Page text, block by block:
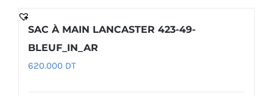
SAC À MAIN LANCASTER 423-49-
BLEUF_IN_AR
620.000 DT